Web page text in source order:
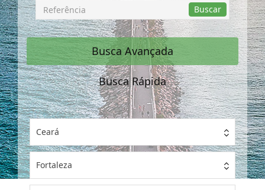
Busca
por
Referência
Buscar
Busca Avançada
Busca Rápida
Ceará
Fortaleza